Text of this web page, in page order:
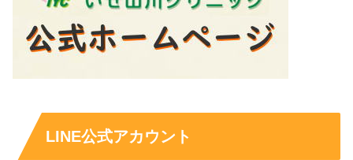
LINE公式アカウント